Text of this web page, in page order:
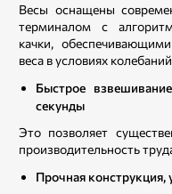
Весы оснащены
терминалом с
качки,
веса в условиях
Быстрое
секунды
Это позволяет
производительность
Прочная конструкция,